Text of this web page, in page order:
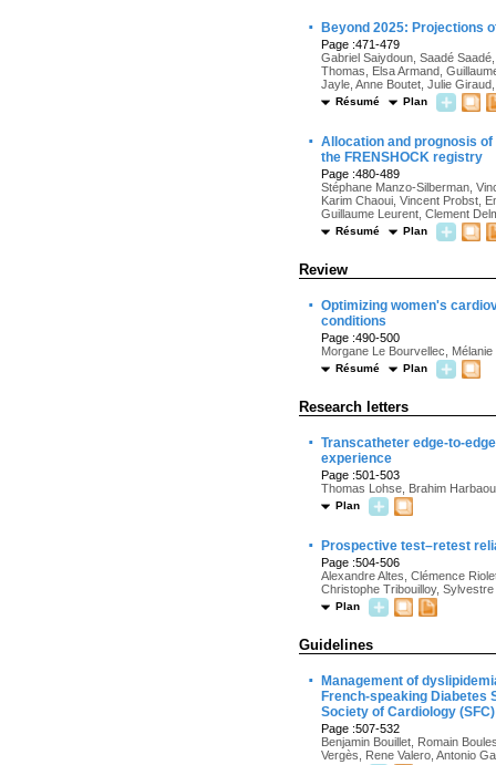
· Beyond 2025: Projections
Page :471-479
Gabriel Saiydoun, Saadé
Thomas, Elsa Armand,
Jayle, Anne Boutet, Julie
Résumé Plan
· Allocation and prognosis
the FRENSHOCK registry
Page :480-489
Stéphane Manzo-Silberman,
Karim Chaoui, Vincent Probst,
Guillaume Leurent, Clement
Résumé Plan
Review
· Optimizing women's
conditions
Page :490-500
Morgane Le Bourvellec,
Résumé Plan
Research letters
· Transcatheter edge-to-
experience
Page :501-503
Thomas Lohse, Brahim
Plan
· Prospective test–retest
Page :504-506
Alexandre Altes, Clémence
Christophe Tribouilloy,
Plan
Guidelines
·
Management of
French-speaking Diabetes
Society of Cardiology (SFC)
Page :507-532
Benjamin Bouillet, Romain
Vergès, Rene Valero, Antonio